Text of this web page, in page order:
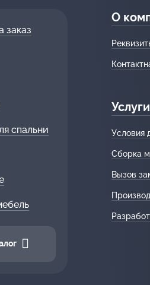
заказ
спальни
О
Услуги
Условия
Сборка
Вызов